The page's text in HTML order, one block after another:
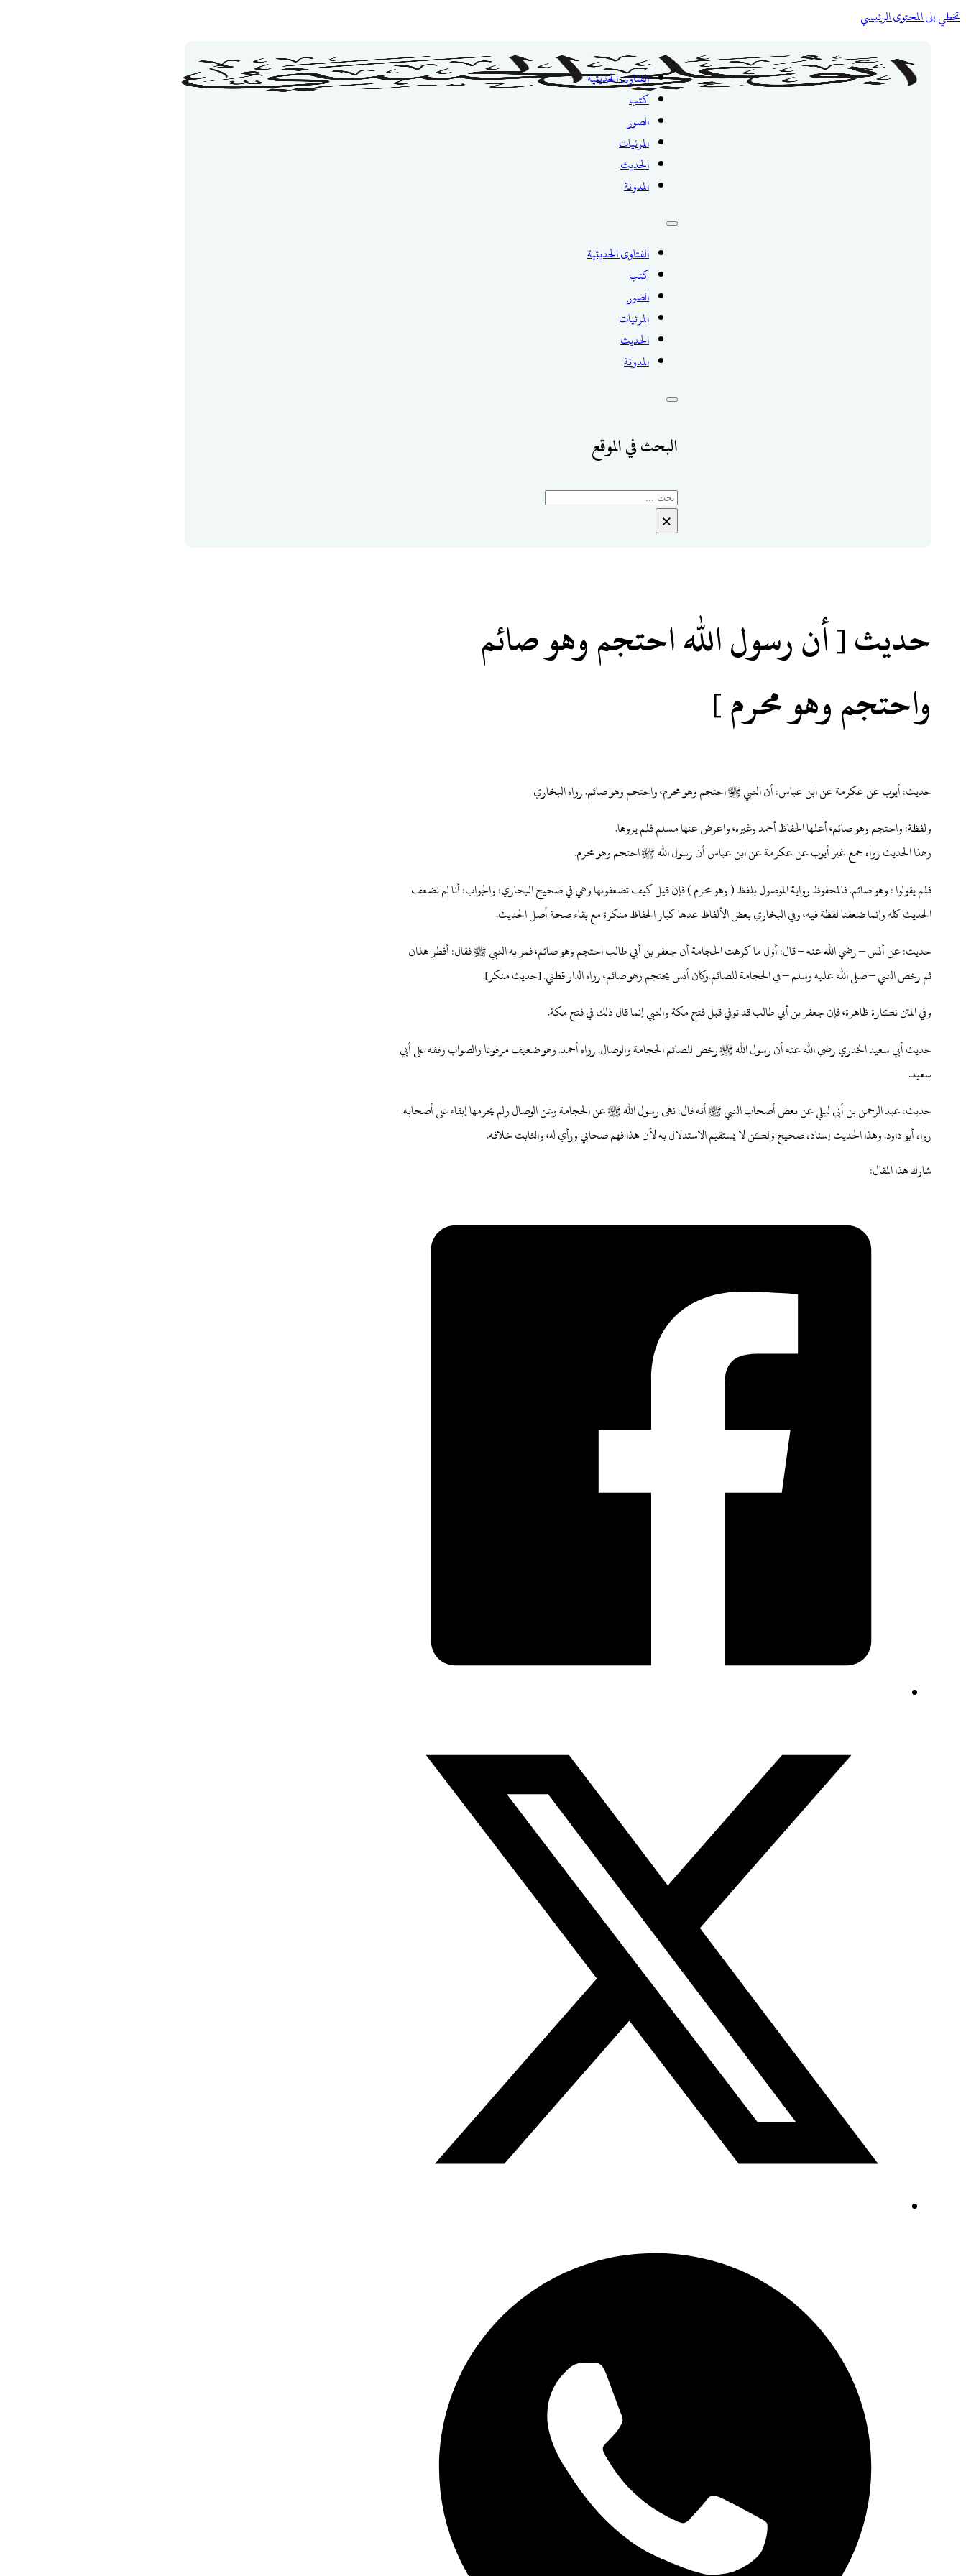
تخطي إلى المحتوى الرئيسي
الفتاوى الحديثية
كتب
الصور
المرئيات
الحديث
المدونة
الفتاوى الحديثية
كتب
الصور
المرئيات
الحديث
المدونة
البحث في الموقع
بحث
×
حديث [ أن رسول الله احتجم وهو صائم
واحتجم وهو محرم ]
حديث: أيوب عن عكرمة عن ابن عباس: أن النبي ﷺ احتجم وهو محرم، واحتجم وهو صائم. رواه البخاري
ولفظة: واحتجم وهو صائم، أعلها الحفاظ أحمد وغيره، واعرض عنها مسلم فلم يروها.
وهذا الحديث رواه جمع غير أيوب عن عكرمة عن ابن عباس أن رسول الله ﷺ احتجم وهو محرم.
فلم يقولوا : وهو صائم. فالمحفوظ رواية الموصول بلفظ ( وهو محرم ) فإن قيل كيف تضعفونها وهي في صحيح البخاري: والجواب: أنا لم نضعف
الحديث كله وإنما ضعفنا لفظة فيه، وفي البخاري بعض الألفاظ عدها كبار الحفاظ منكرة مع بقاء صحة أصل الحديث.
حديث: عن أنس – رضي الله عنه – قال: أول ما كرهت الحجامة أن جعفر بن أبي طالب احتجم وهو صائم، فمر به النبي ﷺ فقال: أفطر هذان
ثم رخص النبي – صلى الله عليه وسلم – في الحجامة للصائم.وكان أنس يحتجم وهو صائم، رواه الدار قطني. [حديث منكر].
وفي المتن نكارة ظاهرة، فإن جعفر بن أبي طالب قد توفي قبل فتح مكة والنبي إنما قال ذلك في فتح مكة.
حديث أبي سعيد الخدري رضي الله عنه أن رسول الله ﷺ رخص للصائم الحجامة والوصال. رواه أحمد.وهو ضعيف مرفوعا والصواب وقفه على أبي
سعيد.
حديث: عبد الرحمن بن أبي ليلي عن بعض أصحاب النبي ﷺ أنه قال: نهى رسول الله ﷺ عن الحجامة وعن الوصال ولم يحرمها إبقاء على أصحابه.
رواه أبو داود. وهذا الحديث إسناده صحيح ولكن لا يستقيم الاستدلال به لأن هذا فهم صحابي ورأي له، والثابت خلافه.
شارك هذا المقال: